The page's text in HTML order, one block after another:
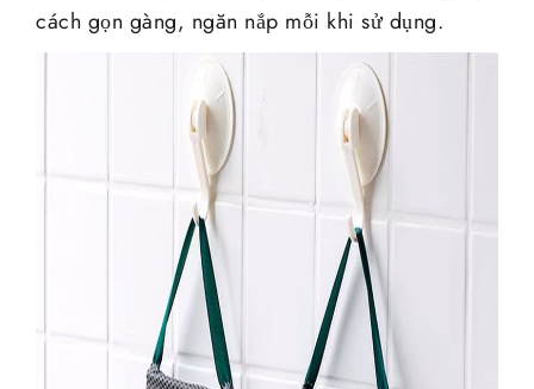
cách gọn gàng, ngăn nắp mỗi khi sử dụng.